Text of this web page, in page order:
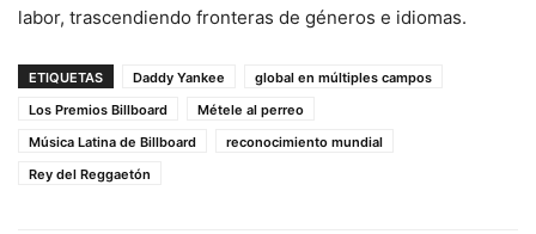
labor, trascendiendo fronteras de géneros e idiomas.
ETIQUETAS Daddy Yankee
global en múltiples campos
Los Premios Billboard
Métele al perreo
Música Latina de Billboard
reconocimiento mundial
Rey del Reggaetón